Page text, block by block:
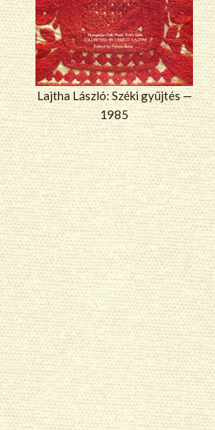
Lajtha László: Széki gyűjtés —
1985